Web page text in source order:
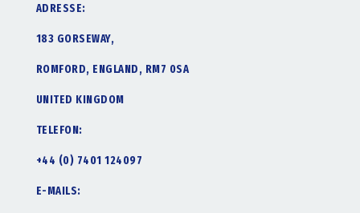
ADRESSE:
183 GORSEWAY,
ROMFORD, ENGLAND, RM7 0SA
UNITED KINGDOM
TELEFON:
+44 (0) 7401 124097
E-MAILS: